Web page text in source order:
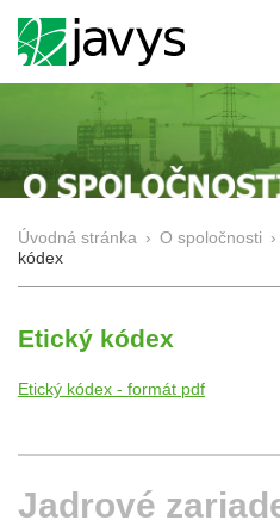
Úvodná stránka › O spoločnosti ›
kódex
Etický kódex
Etický kódex - formát pdf
Jadrové